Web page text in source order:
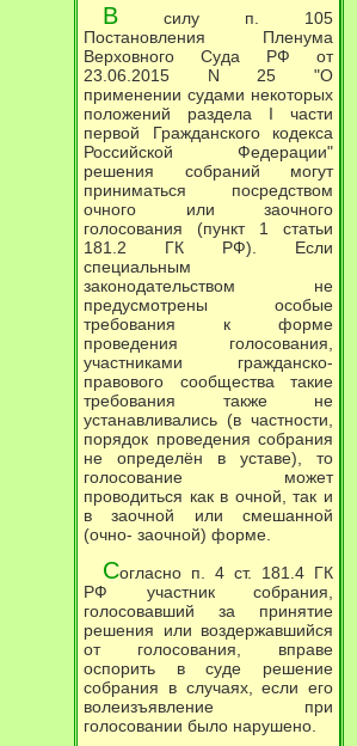
В силу п. 105
Постановления Пленума
Верховного Суда РФ от
23.06.2015 N 25 "О
применении судами некоторых
положений раздела I части
первой Гражданского кодекса
Российской Федерации"
решения собраний могут
приниматься посредством
очного или заочного
голосования (пункт 1 статьи
181.2 ГК РФ). Если
специальным
законодательством не
предусмотрены особые
требования к форме
проведения голосования,
участниками гражданско-
правового сообщества такие
требования также не
устанавливались (в частности,
порядок проведения собрания
не определён в уставе), то
голосование может
проводиться как в очной, так и
в заочной или смешанной
(очно- заочной) форме.
Согласно п. 4 ст. 181.4 ГК
РФ участник собрания,
голосовавший за принятие
решения или воздержавшийся
от голосования, вправе
оспорить в суде решение
собрания в случаях, если его
волеизъявление при
голосовании было нарушено.